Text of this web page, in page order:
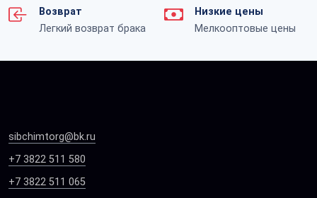
Возврат
Легкий возврат брака
Низкие цены
Мелкооптовые цены
sibchimtorg@bk.ru
+7 3822 511 580
+7 3822 511 065